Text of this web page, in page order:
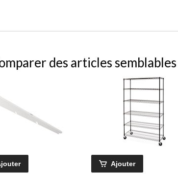
des articles semblables
Ajouter